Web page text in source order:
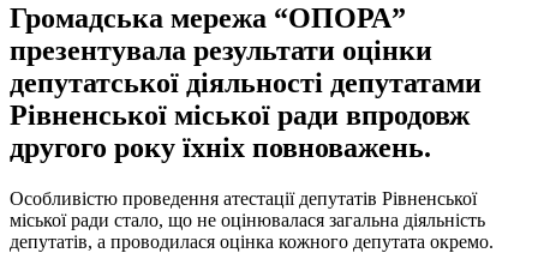
Громадська мережа “ОПОРА”
презентувала результати оцінки
депутатської діяльності депутатами
Рівненської міської ради впродовж
другого року їхніх повноважень.
Особливістю проведення атестації депутатів Рівненської
міської ради стало, що не оцінювалася загальна діяльність
депутатів, а проводилася оцінка кожного депутата окремо.